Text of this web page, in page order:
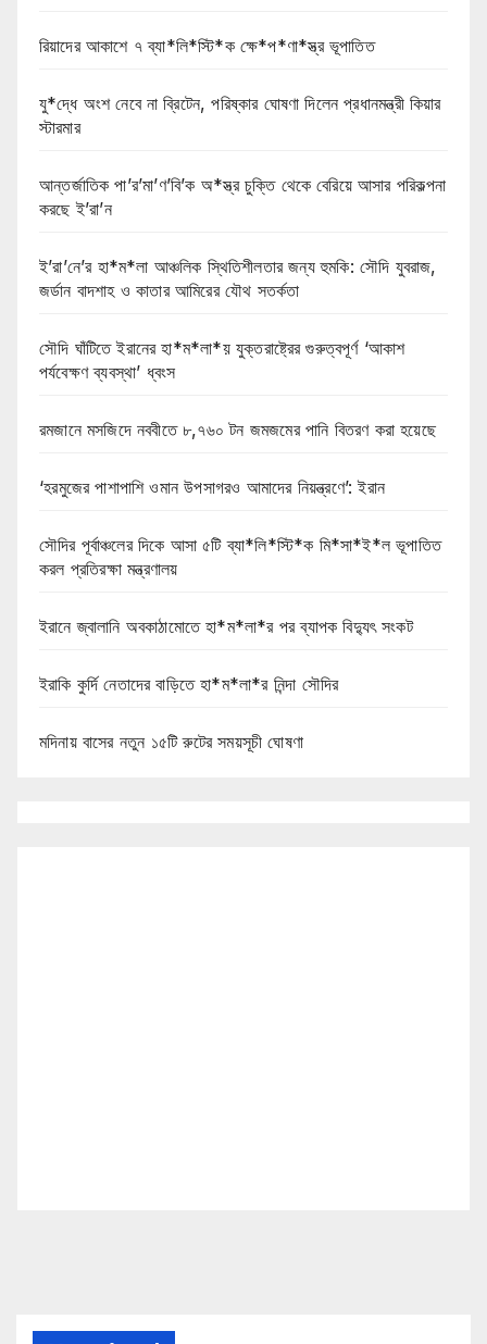
রিয়াদের আকাশে ৭ ব্যা*লি*স্টি*ক ক্ষে*প*ণা*স্ত্র ভূপাতিত
যু*দ্ধে অংশ নেবে না ব্রিটেন, পরিষ্কার ঘোষণা দিলেন প্রধানমন্ত্রী কিয়ার
স্টারমার
আন্তর্জাতিক পা’র’মা’ণ’বি’ক অ*স্ত্র চুক্তি থেকে বেরিয়ে আসার পরিকল্পনা
করছে ই’রা’ন
ই’রা’নে’র হা*ম*লা আঞ্চলিক স্থিতিশীলতার জন্য হুমকি: সৌদি যুবরাজ,
জর্ডান বাদশাহ ও কাতার আমিরের যৌথ সতর্কতা
সৌদি ঘাঁটিতে ইরানের হা*ম*লা*য় যুক্তরাষ্ট্রের গুরুত্বপূর্ণ ‘আকাশ
পর্যবেক্ষণ ব্যবস্থা’ ধ্বংস
রমজানে মসজিদে নববীতে ৮,৭৬০ টন জমজমের পানি বিতরণ করা হয়েছে
‘হরমুজের পাশাপাশি ওমান উপসাগরও আমাদের নিয়ন্ত্রণে’: ইরান
সৌদির পূর্বাঞ্চলের দিকে আসা ৫টি ব্যা*লি*স্টি*ক মি*সা*ই*ল ভূপাতিত
করল প্রতিরক্ষা মন্ত্রণালয়
ইরানে জ্বালানি অবকাঠামোতে হা*ম*লা*র পর ব্যাপক বিদ্যুৎ সংকট
ইরাকি কুর্দি নেতাদের বাড়িতে হা*ম*লা*র নিন্দা সৌদির
মদিনায় বাসের নতুন ১৫টি রুটের সময়সূচী ঘোষণা